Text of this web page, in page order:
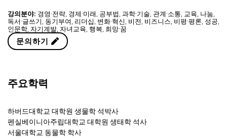
강의분야: 경영·전략, 경제·미래, 공부법, 과학·기술, 관계·소통, 교육, 나눔,
독서·글쓰기, 동기부여, 리더십, 변화·혁신, 비전, 비즈니스, 비평·평론, 성공,
인문학, 자기계발, 자녀교육, 행복, 희망·꿈
문의하기
주요학력
하버드대학교 대학원 생물학 석박사
펜실베이니아주립대학교 대학원 생태학 석사
서울대학교 동물학 학사